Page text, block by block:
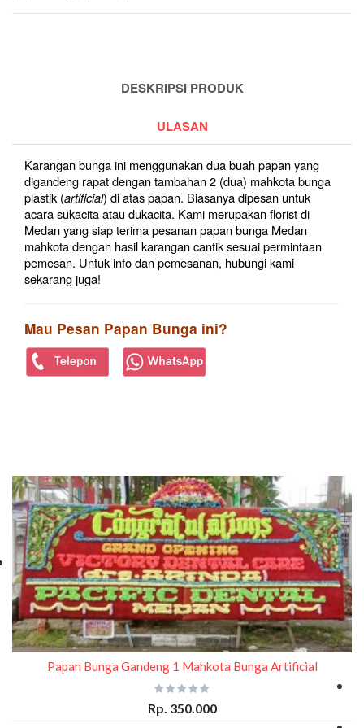
DESKRIPSI PRODUK
ULASAN
Karangan bunga ini menggunakan dua buah papan yang
digandeng rapat dengan tambahan 2 (dua) mahkota bunga
plastik (artificial) di atas papan. Biasanya dipesan untuk
acara sukacita atau dukacita. Kami merupakan florist di
Medan yang siap terima pesanan papan bunga Medan
mahkota dengan hasil karangan cantik sesuai permintaan
pemesan. Untuk info dan pemesanan, hubungi kami
sekarang juga!
Mau Pesan Papan Bunga ini?
Papan Bunga Gandeng 1 Mahkota Bunga Artificial
Rp. 350.000